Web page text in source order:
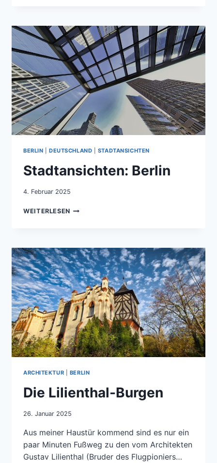
BERLIN |DEUTSCHLAND STADTANSICHTEN
Stadtansichten: Berlin
4. Februar 2025
WEITERLESEN STADTANSICHTEN:
ARCHITEKTUR BERLIN
Die Lilienthal-Burgen
26. Januar 2025
Aus meiner Haustür kommend sind es nur ein
paar Minuten Fußweg zu den vom Architekten
Gustav Lilienthal (Bruder des Flugpioniers…